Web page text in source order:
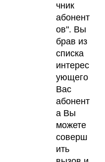
чник
абонент
ов". Вы
брав из
списка
интерес
ующего
Вас
абонент
а Вы
можете
соверш
ить